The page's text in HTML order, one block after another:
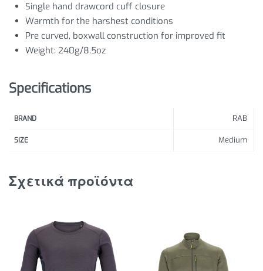
Single hand drawcord cuff closure
Warmth for the harshest conditions
Pre curved, boxwall construction for improved fit
Weight: 240g/8.5oz
Specifications
BRAND RAB
SIZE Medium
Σχετικά προϊόντα